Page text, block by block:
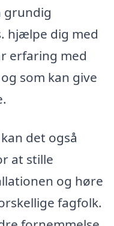
grundig
hjælpe dig med
erfaring med
som kan give
det også
at stille
og høre
fagfolk.